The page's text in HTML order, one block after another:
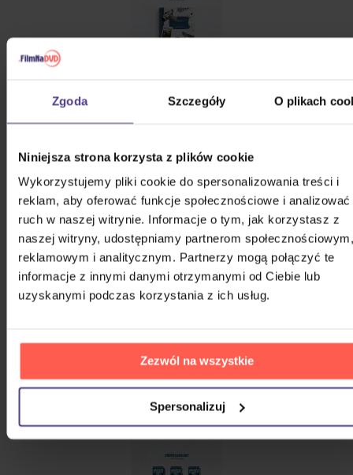
Zgoda Szczegóły O plikach
Niniejsza strona korzysta z plików cookie
Wykorzystujemy pliki cookie do spersonalizowania treści i
reklam, aby oferować funkcje społecznościowe i analizować
ruch w naszej witrynie. Informacje o tym, jak korzystasz z
naszej witryny, udostępniamy partnerom społecznościowym,
reklamowym i analitycznym. Partnerzy mogą połączyć te
informacje z innymi danymi otrzymanymi od Ciebie lub
uzyskanymi podczas korzystania z ich usług.
Zezwól na wszystkie
Spersonalizuj